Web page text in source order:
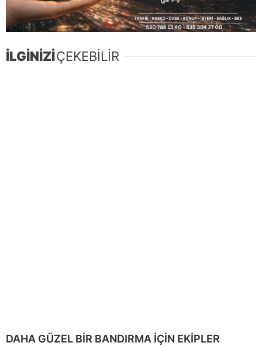
İLGİNİZİÇEKEBİLİR
DAHA GÜZEL BİR BANDIRMA İÇİN EKİPLER